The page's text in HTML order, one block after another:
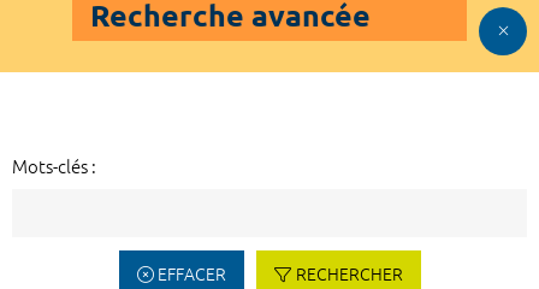
Recherche avancée
Mots-clés :
EFFACER RECHERCHER